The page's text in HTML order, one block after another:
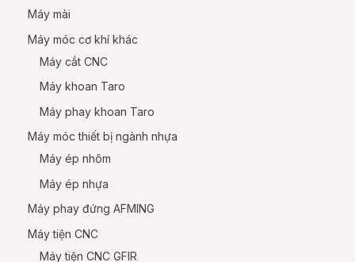
Máy mài
Máy móc cơ khí khác
Máy cắt CNC
Máy khoan Taro
Máy phay khoan Taro
Máy móc thiết bị ngành nhựa
Máy ép nhôm
Máy ép nhựa
Máy phay đứng AFMING
Máy tiện CNC
Máy tiện CNC GFIR